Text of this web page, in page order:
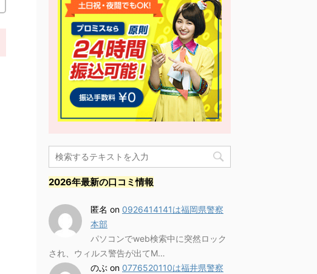
2026年最新の口コミ情報
匿名 on 0926414141は福岡県警察
本部
パソコンでweb検索中に突然ロック
され、ウィルス警告が出てM…
のぶ on 0776520110は福井県警察